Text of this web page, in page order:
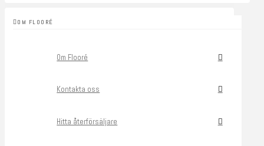
OM FLOORÉ
Om Flooré
Kontakta oss
Hitta återförsäljare